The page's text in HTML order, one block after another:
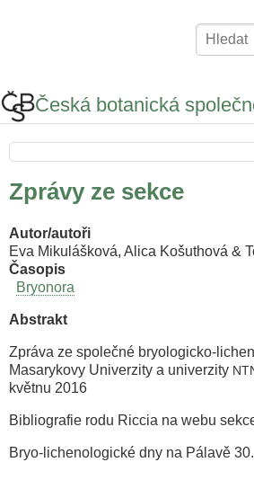
Hledat
Česká botanická
Zprávy ze sekce
Autor/autoři
Eva Mikulášková, Alica Košuthová &
Časopis
Bryonora
Abstrakt
Zpráva ze společné bryologicko-
Masarykovy Univerzity a univerzity
květnu 2016
Bibliografie rodu Riccia na webu
Bryo-lichenologické dny na Pálavě